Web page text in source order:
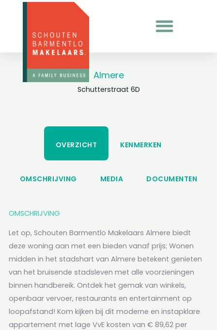
Almere
Schutterstraat 6D
OVERZICHT KENMERKEN
OMSCHRIJVING MEDIA DOCUMENTEN
OMSCHRIJVING
Let op, Schouten Barmentlo Makelaars Almere biedt
deze woning aan met een bieden vanaf prijs; Wonen
midden in het stadshart van Almere betekent genieten
van het bruisende stadsleven met alle voorzieningen
binnen handbereik. Ontdek het gemak van winkels,
openbaar vervoer, restaurants en entertainment op
loopafstand! Kom kijken bij dit moderne en instapklare
appartement met lage VvE kosten van € 89,62 per